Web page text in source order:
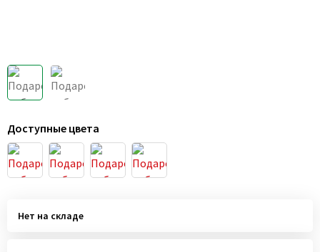
Доступные цвета
Нет на складе